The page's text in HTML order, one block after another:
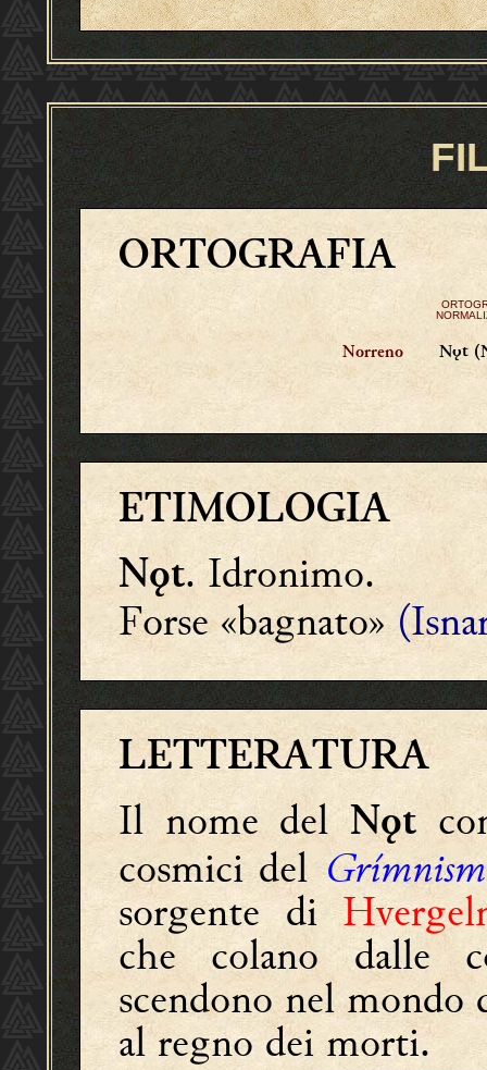
ORTOGRAFIA
Norreno Nǫt
ETIMOLOGIA
Nǫt. Idronimo.
Forse «bagnato»
LETTERATURA
Il nome delNǫt
cosmici del
sorgente di
che colano dalle
scendono nel
al regno dei morti.